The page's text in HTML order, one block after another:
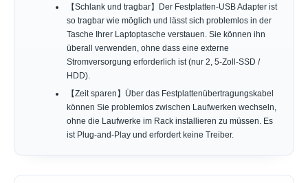
【Schlank und tragbar】Der Festplatten-USB Adapter ist
so tragbar wie möglich und lässt sich problemlos in der
Tasche Ihrer Laptoptasche verstauen. Sie können ihn
überall verwenden, ohne dass eine externe
Stromversorgung erforderlich ist (nur 2, 5-Zoll-SSD /
HDD).
【Zeit sparen】Über das Festplattenübertragungskabel
können Sie problemlos zwischen Laufwerken wechseln,
ohne die Laufwerke im Rack installieren zu müssen. Es
ist Plug-and-Play und erfordert keine Treiber.